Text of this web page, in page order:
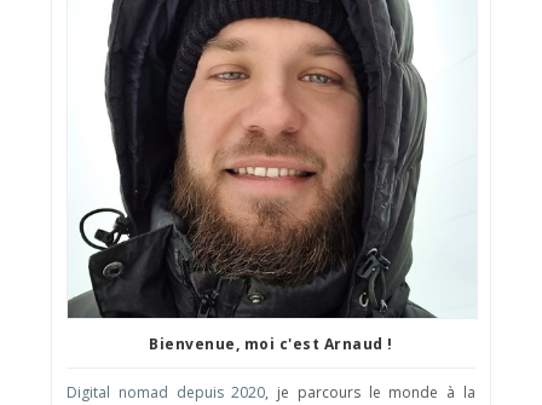
Bienvenue, moi c'est Arnaud !
Digital nomad depuis 2020, je parcours le monde à la